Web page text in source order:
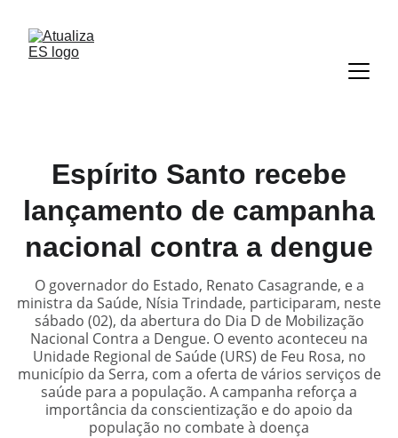
Espírito Santo recebe
lançamento de campanha
nacional contra a dengue
O governador do Estado, Renato Casagrande, e a
ministra da Saúde, Nísia Trindade, participaram, neste
sábado (02), da abertura do Dia D de Mobilização
Nacional Contra a Dengue. O evento aconteceu na
Unidade Regional de Saúde (URS) de Feu Rosa, no
município da Serra, com a oferta de vários serviços de
saúde para a população. A campanha reforça a
importância da conscientização e do apoio da
população no combate à doença